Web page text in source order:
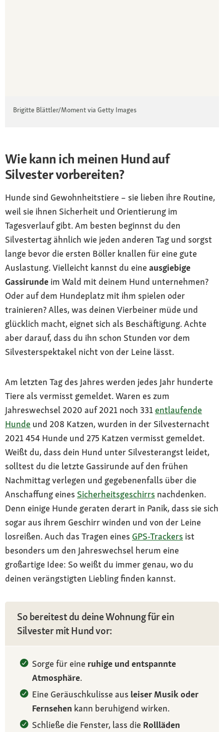
Brigitte Blättler/Moment via Getty Images
Wie kann ich meinen Hund auf
Silvester vorbereiten?
Hunde sind Gewohnheitstiere – sie lieben ihre Routine,
weil sie ihnen Sicherheit und Orientierung im
Tagesverlauf gibt. Am besten beginnst du den
Silvestertag ähnlich wie jeden anderen Tag und sorgst
lange bevor die ersten Böller knallen für eine gute
Auslastung. Vielleicht kannst du eine ausgiebige
Gassirunde im Wald mit deinem Hund unternehmen?
Oder auf dem Hundeplatz mit ihm spielen oder
trainieren? Alles, was deinen Vierbeiner müde und
glücklich macht, eignet sich als Beschäftigung. Achte
aber darauf, dass du ihn schon Stunden vor dem
Silvesterspektakel nicht von der Leine lässt.
Am letzten Tag des Jahres werden jedes Jahr hunderte
Tiere als vermisst gemeldet. Waren es zum
Jahreswechsel 2020 auf 2021 noch 331 entlaufende
Hunde und 208 Katzen, wurden in der Silvesternacht
2021 454 Hunde und 275 Katzen vermisst gemeldet.
Weißt du, dass dein Hund unter Silvesterangst leidet,
solltest du die letzte Gassirunde auf den frühen
Nachmittag verlegen und gegebenenfalls über die
Anschaffung eines Sicherheitsgeschirrs nachdenken.
Denn einige Hunde geraten derart in Panik, dass sie sich
sogar aus ihrem Geschirr winden und von der Leine
losreißen. Auch das Tragen eines GPS-Trackers ist
besonders um den Jahreswechsel herum eine
großartige Idee: So weißt du immer genau, wo du
deinen verängstigten Liebling finden kannst.
So bereitest du deine Wohnung für ein
Silvester mit Hund vor:
Sorge für eine ruhige und entspannte
Atmosphäre.
Eine Geräuschkulisse aus leiser Musik oder
Fernsehen kann beruhigend wirken.
Schließe die Fenster, lass die Rollläden